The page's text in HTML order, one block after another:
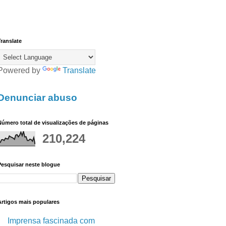
by Translate
abuso
total de visualizações de páginas
210,224
neste blogue
mais populares
Imprensa fascinada com